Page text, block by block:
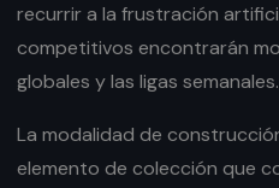
recurrir a la frustración
competitivos encontrarán
globales y las ligas semanales.
La modalidad de
elemento de colección que